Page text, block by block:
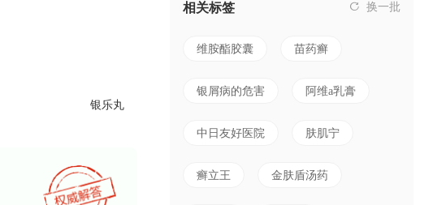
银乐丸
相关标签 换一批
维胺酯胶囊 苗药癣
银屑病的危害 阿维a乳膏
中日友好医院 肤肌宁
癣立王 金肤盾汤药